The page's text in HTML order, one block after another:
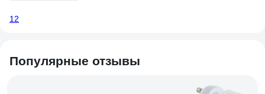
1 2
Популярные отзывы